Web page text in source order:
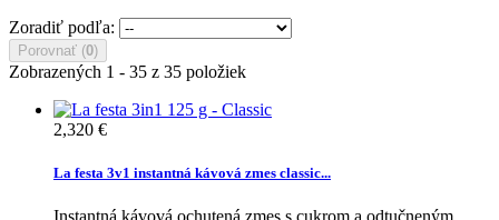
Zoradiť podľa:
Porovnať (0)
Zobrazených 1 - 35 z 35 položiek
2,320 €
La festa 3v1 instantná kávová zmes classic...